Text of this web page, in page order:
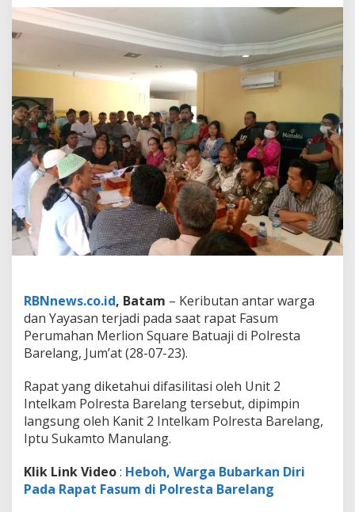
g
a
e
r
l
o
n
S
q
u
a
r
e
B
u
b
k
a
n
D
i
S
a
a
t
a
p
a
RBNnews.co.id, Batam – Keributan antar warga
dan Yayasan terjadi pada saat rapat Fasum
Perumahan Merlion Square Batuaji di Polresta
Barelang, Jum’at (28-07-23).
Rapat yang diketahui difasilitasi oleh Unit 2
Intelkam Polresta Barelang tersebut, dipimpin
langsung oleh Kanit 2 Intelkam Polresta Barelang,
Iptu Sukamto Manulang.
Klik Link Video: Heboh, Warga Bubarkan Diri
Pada Rapat Fasum di Polresta Barelang